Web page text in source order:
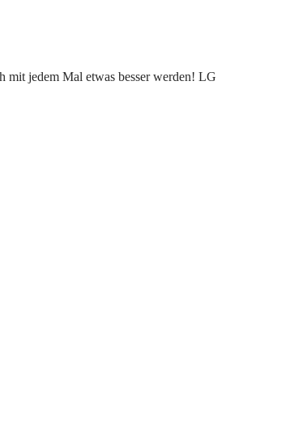
mit jedem Mal etwas besser werden! LG